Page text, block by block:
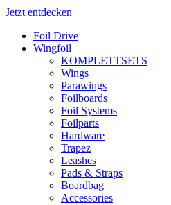
Jetzt entdecken
Foil Drive
Wingfoil
KOMPLETTSETS
Wings
Parawings
Foilboards
Foil Systems
Foilparts
Hardware
Trapez
Leashes
Pads & Straps
Boardbag
Accessories